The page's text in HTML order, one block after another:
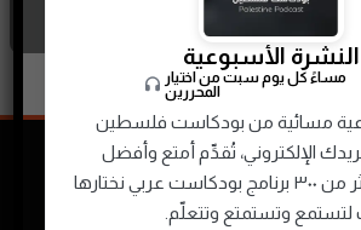
النشرة الأسبوعية
مساءً كل يوم سبت من اختيار
المحررين
مسائية من بودكاست فلسطين
الإلكتروني، تُقدِّم أمتع وأفضل
الحلقات من أكثر من ٣٠٠ برنامج بودكاست عربي نختارها
لتستمع وتستمتع وتتعلّم.